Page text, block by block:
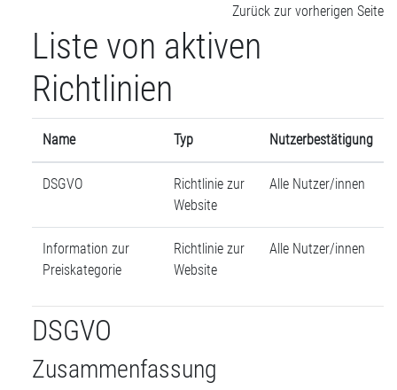
Zurück zur vorherigen Seite
Liste von aktiven
Richtlinien
Name Typ Nutzerbestätigung
DSGVO
Richtlinie zur
Website
Alle Nutzer/innen
Information zur
Preiskategorie
Richtlinie zur
Website
Alle Nutzer/innen
DSGVO
Zusammenfassung